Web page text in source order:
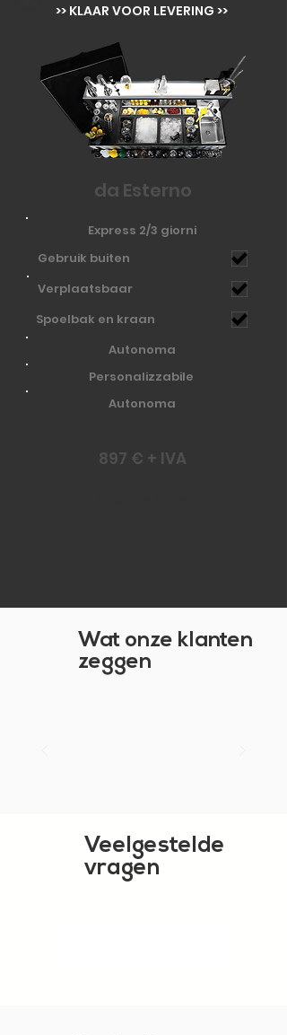
>> KLAAR VOOR LEVERING >>
da Esterno
Express 2/3 giorni
Gebruik buiten
Verplaatsbaar
Spoelbak en kraan
Autonoma
Personalizzabile
Autonoma
897 € + IVA
Wat onze klanten
zeggen
Veelgestelde
vragen